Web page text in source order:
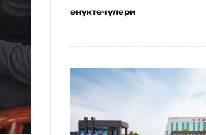
өнүктөчүлери